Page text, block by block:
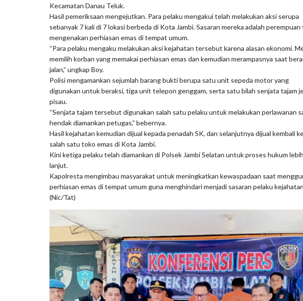
Kecamatan Danau Teluk.
Hasil pemeriksaan mengejutkan. Para pelaku mengakui telah melakukan aksi serupa
sebanyak 7 kali di 7 lokasi berbeda di Kota Jambi. Sasaran mereka adalah perempuan
mengenakan perhiasan emas di tempat umum.
“Para pelaku mengaku melakukan aksi kejahatan tersebut karena alasan ekonomi.
memilih korban yang memakai perhiasan emas dan kemudian merampasnya saat
jalan,” ungkap Boy.
Polisi mengamankan sejumlah barang bukti berupa satu unit sepeda motor yang
digunakan untuk beraksi, tiga unit telepon genggam, serta satu bilah senjata tajam
pisau.
“Senjata tajam tersebut digunakan salah satu pelaku untuk melakukan perlawanan
hendak diamankan petugas,” bebernya.
Hasil kejahatan kemudian dijual kepada penadah SK, dan selanjutnya dijual kembali
salah satu toko emas di Kota Jambi.
Kini ketiga pelaku telah diamankan di Polsek Jambi Selatan untuk proses hukum lebih
lanjut.
Kapolresta mengimbau masyarakat untuk meningkatkan kewaspadaan saat
perhiasan emas di tempat umum guna menghindari menjadi sasaran pelaku
(Nic/Tat)